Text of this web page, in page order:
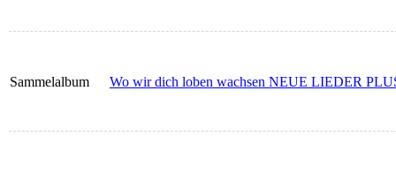
Sammelalbum Wo wir dich loben wachsen NEUE LIEDER